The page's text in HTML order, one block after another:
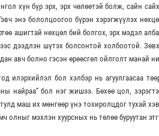
хүн бүр эрх, эрх чөлөөтэй болж, сайн
энэ бололцоогоо бүрэн хэрэгжүүлэх
ашигтай нөхцөл бий болгох, эрх мэдэл
дээдлэн шүтэх болсонтой холбоотой.
авч болно гэсэн өрөөсгөл ойлголт манай
илэрхийлэл бол хэлбэр нь агуулгаасаа
найраа” бол нэг жишээ. Бөхөө цол,
маш их мөнгөөр үнэ тохиролцдог тухай
олныг мэхлэн хуурсных нь төлөө буруутан